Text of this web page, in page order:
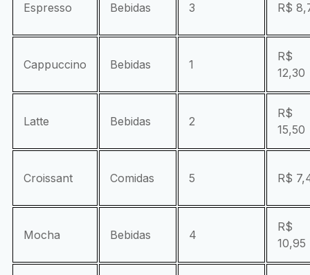
Espresso Bebidas 3 R$
Cappuccino Bebidas 1
R$
12,30
Latte Bebidas 2
R$
15,50
Croissant Comidas 5 R$
Mocha Bebidas 4
R$
10,95